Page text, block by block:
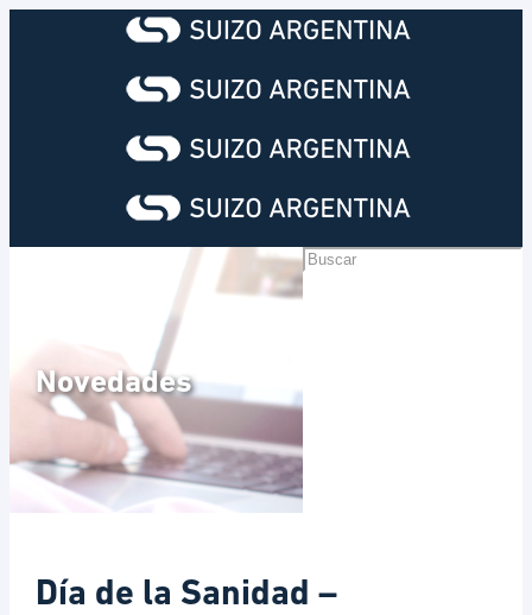
Novedades
Día de la Sanidad –